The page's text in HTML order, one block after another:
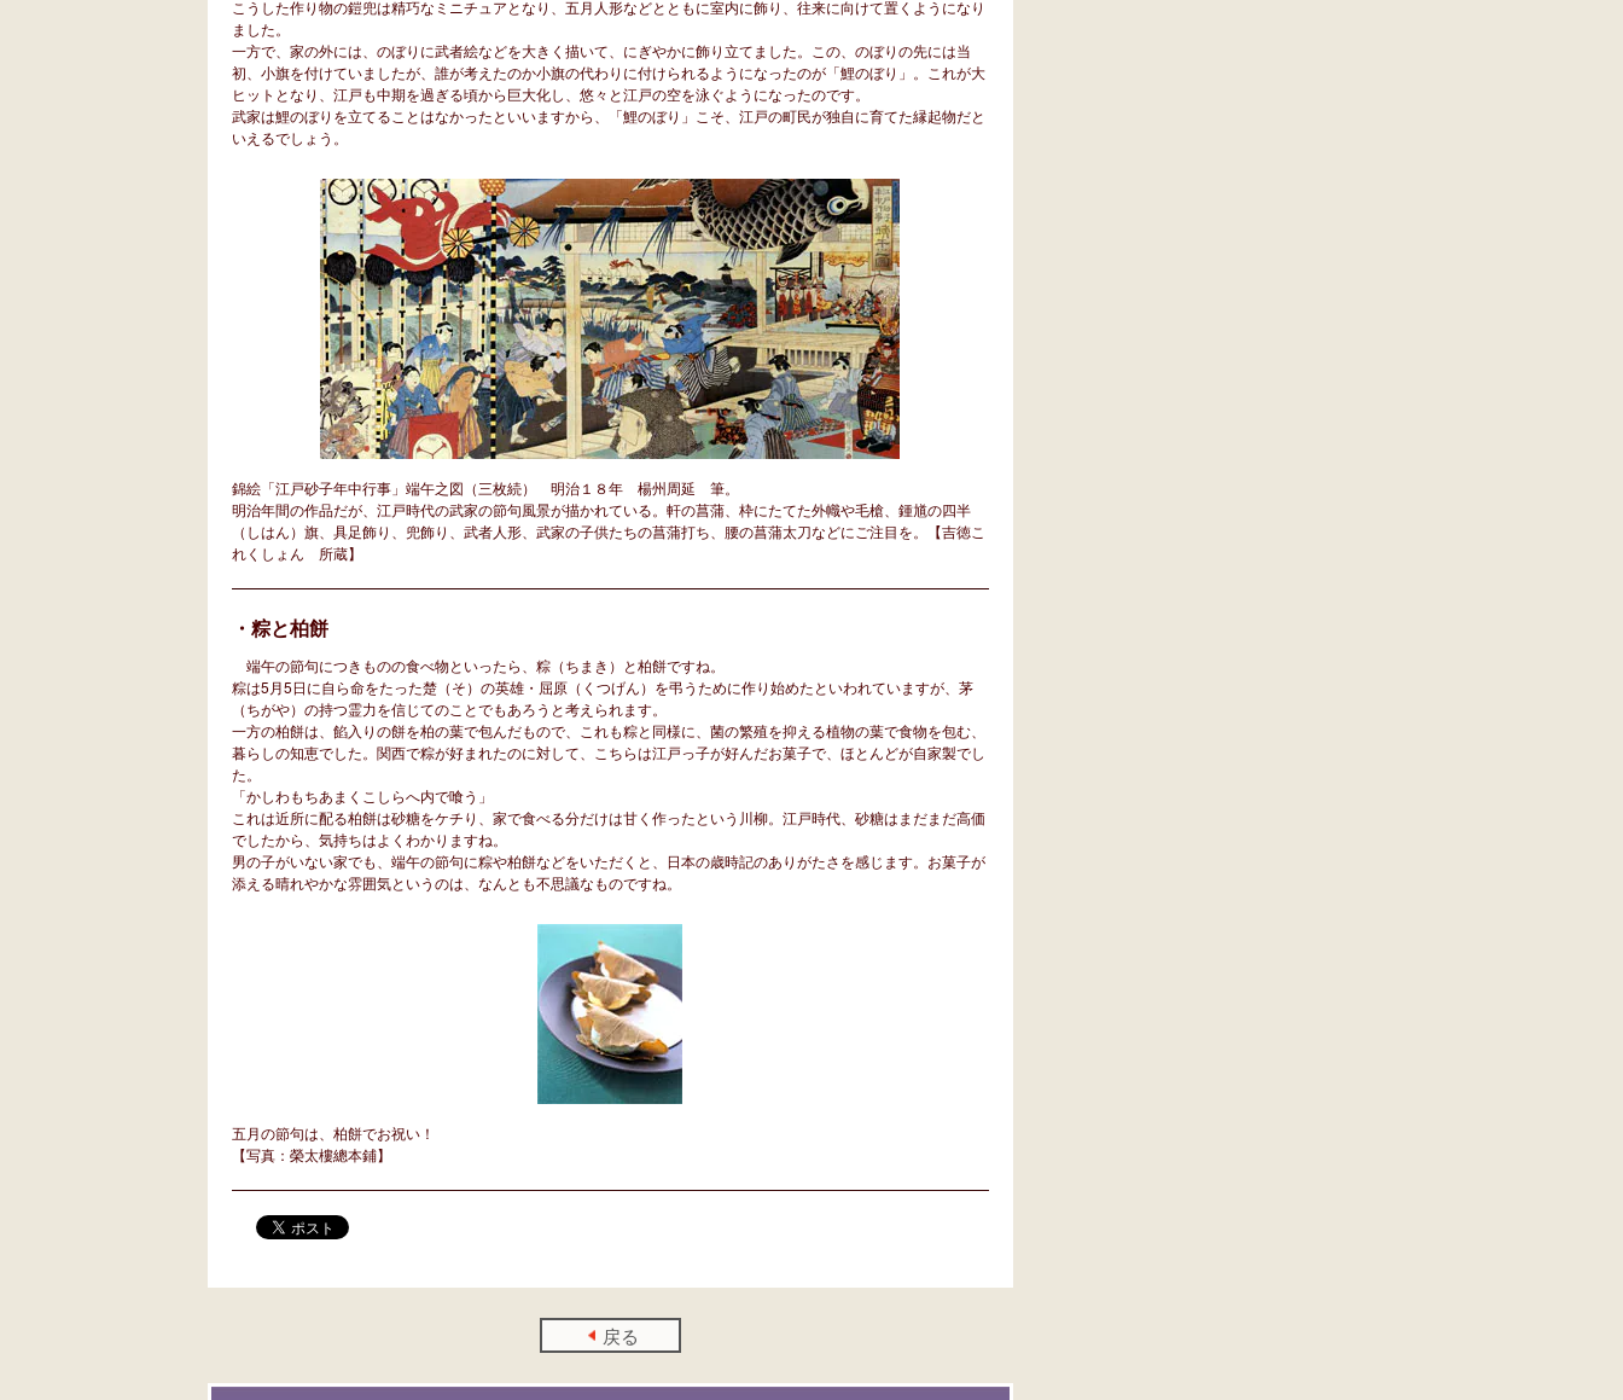
こうした作り物の鎧兜は精巧なミニチュアとなり、五月人形などとともに室内に飾り、往来に向けて置くようになり
ました。
一方で、家の外には、のぼりに武者絵などを大きく描いて、にぎやかに飾り立てました。この、のぼりの先には当
初、小旗を付けていましたが、誰が考えたのか小旗の代わりに付けられるようになったのが「鯉のぼり」。これが大
ヒットとなり、江戸も中期を過ぎる頃から巨大化し、悠々と江戸の空を泳ぐようになったのです。
武家は鯉のぼりを立てることはなかったといいますから、「鯉のぼり」こそ、江戸の町民が独自に育てた縁起物だと
いえるでしょう。
錦絵「江戸砂子年中行事」端午之図（三枚続） 明治１８年 楊州周延 筆。
明治年間の作品だが、江戸時代の武家の節句風景が描かれている。軒の菖蒲、枠にたてた外幟や毛槍、鍾馗の四半
（しはん）旗、具足飾り、兜飾り、武者人形、武家の子供たちの菖蒲打ち、腰の菖蒲太刀などにご注目を。【吉徳こ
れくしょん 所蔵】
・粽と柏餅
端午の節句につきものの食べ物といったら、粽（ちまき）と柏餅ですね。
粽は5月5日に自ら命をたった楚（そ）の英雄・屈原（くつげん）を弔うために作り始めたといわれていますが、茅
（ちがや）の持つ霊力を信じてのことでもあろうと考えられます。
一方の柏餅は、餡入りの餅を柏の葉で包んだもので、これも粽と同様に、菌の繁殖を抑える植物の葉で食物を包む、
暮らしの知恵でした。関西で粽が好まれたのに対して、こちらは江戸っ子が好んだお菓子で、ほとんどが自家製でし
た。
「かしわもちあまくこしらへ内で喰う」
これは近所に配る柏餅は砂糖をケチり、家で食べる分だけは甘く作ったという川柳。江戸時代、砂糖はまだまだ高価
でしたから、気持ちはよくわかりますね。
男の子がいない家でも、端午の節句に粽や柏餅などをいただくと、日本の歳時記のありがたさを感じます。お菓子が
添える晴れやかな雰囲気というのは、なんとも不思議なものですね。
五月の節句は、柏餅でお祝い！
【写真：榮太樓總本鋪】
戻る